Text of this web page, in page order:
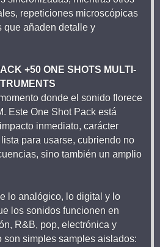
repeticiones microscópicas
que añaden detalle y
+50 ONE SHOTS MULTI-
donde el sonido florece
Este One Shot Pack está
inmediato, carácter
para usarse, cubriendo no
sino también un amplio
lo analógico, lo digital y lo
los sonidos funcionen en
R&B, pop, electrónica y
son simples samples aislados: